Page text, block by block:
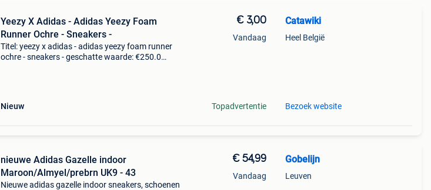
Yeezy X Adidas - Adidas Yeezy Foam
Runner Ochre - Sneakers -
Titel: yeezy x adidas - adidas yeezy foam runner
ochre - sneakers - geschatte waarde: €250.0
Nieuw
€ 3,00
Vandaag
Topadvertentie
Catawiki
Heel België
Bezoek website
nieuwe Adidas Gazelle indoor
Maroon/Almyel/prebrn UK9 - 43
Nieuwe adidas gazelle indoor sneakers, schoenen
€ 54,99
Vandaag
Gobelijn
Leuven